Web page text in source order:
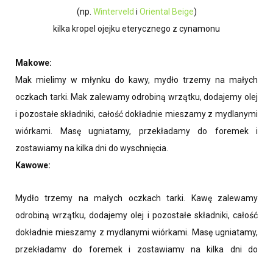
(np. Winterveld i Oriental Beige)
kilka kropel ojejku eterycznego z cynamonu
Makowe:
Mak mielimy w młynku do kawy, mydło trzemy na małych
oczkach tarki. Mak zalewamy odrobiną wrzątku, dodajemy olej
i pozostałe składniki, całość dokładnie mieszamy z mydlanymi
wiórkami. Masę ugniatamy, przekładamy do foremek i
zostawiamy na kilka dni do wyschnięcia.
Kawowe:
Mydło trzemy na małych oczkach tarki. Kawę zalewamy
odrobiną wrzątku, dodajemy olej i pozostałe składniki, całość
dokładnie mieszamy z mydlanymi wiórkami. Masę ugniatamy,
przekładamy do foremek i zostawiamy na kilka dni do